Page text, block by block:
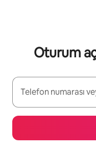
Oturum
Telefon numarası